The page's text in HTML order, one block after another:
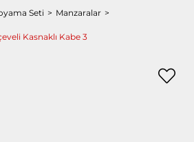
Seti Manzaralar
Kasnaklı Kabe 3